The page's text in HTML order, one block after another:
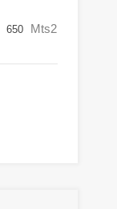
650 Mts2